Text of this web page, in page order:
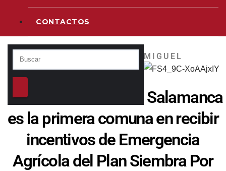
CONTACTOS
MIGUEL
Salamanca
es la primera comuna en recibir
incentivos de Emergencia
Agrícola del Plan Siembra Por